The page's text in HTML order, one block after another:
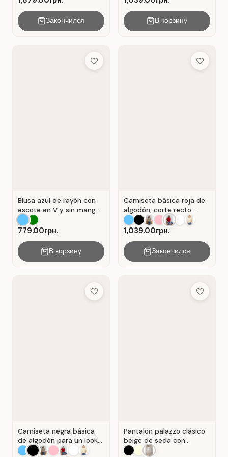
Закончился В корзину
Add to Wish List
Blusa azul de rayón con
escote en V y sin mangas
. Azul.
779.00грн.
В корзину
Add to
Camiseta básica roja de
algodón, corte recto .
Rojo.
1,039.00грн.
Закончился
Add to Wish List
Camiseta negra básica
de algodón para un look
casual . Negro.
Add to
Pantalón palazzo clásico
beige de seda con
pliegues . Beige.